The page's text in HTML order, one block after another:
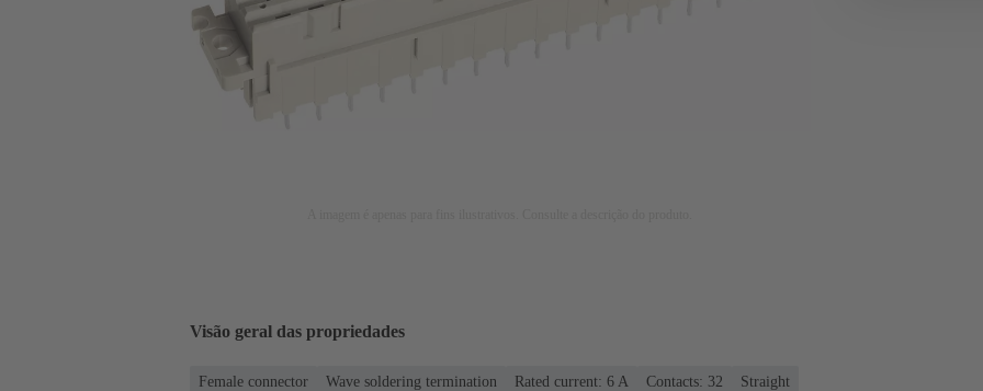
Visão geral das propriedades
Female connector Wave soldering termination Rated current: ‌6 A Contacts: 32
Straight